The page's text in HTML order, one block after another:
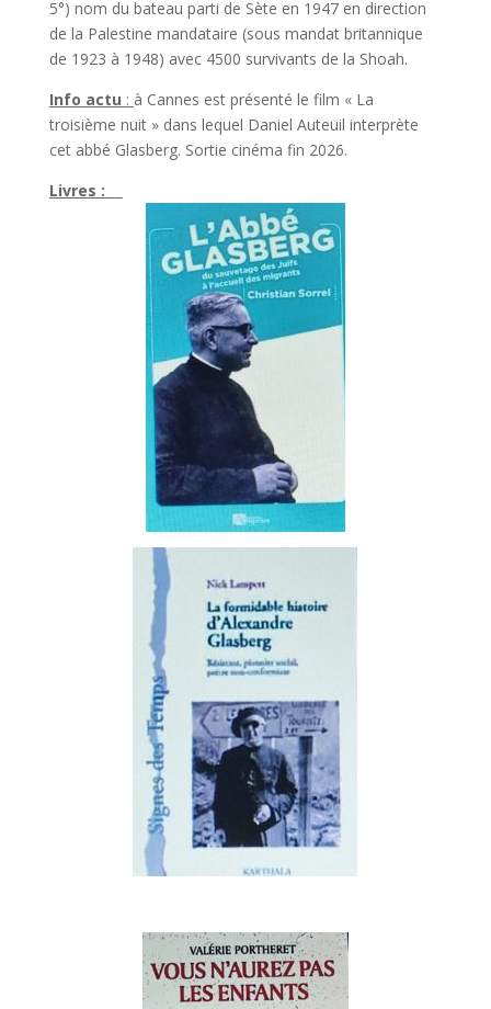
5°) nom du bateau parti de Sète en 1947 en direction
de la Palestine mandataire (sous mandat britannique
de 1923 à 1948) avec 4500 survivants de la Shoah.
Info actu : à Cannes est présenté le film « La
troisième nuit » dans lequel Daniel Auteuil interprète
cet abbé Glasberg. Sortie cinéma fin 2026.
Livres :